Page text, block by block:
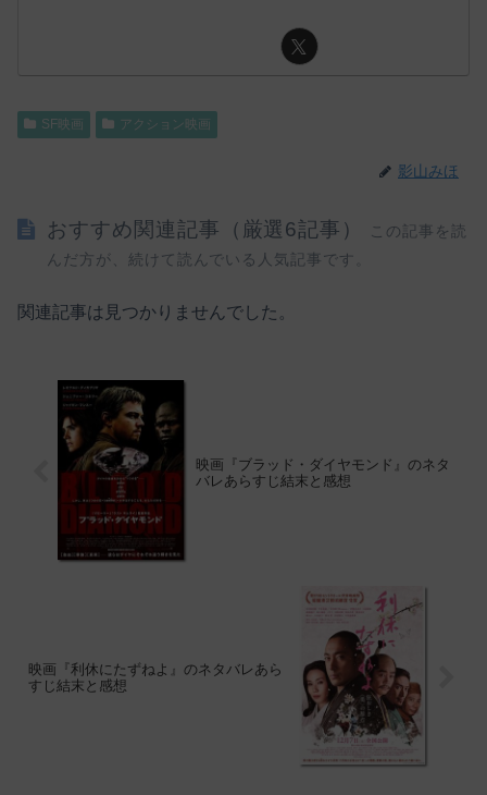
SF映画 アクション映画
影山みほ
おすすめ関連記事（厳選6記事）
この記事を読
んだ方が、続けて読んでいる人気記事です。
関連記事は見つかりませんでした。
映画『ブラッド・ダイヤモンド』のネタ
バレあらすじ結末と感想
映画『利休にたずねよ』のネタバレあら
すじ結末と感想